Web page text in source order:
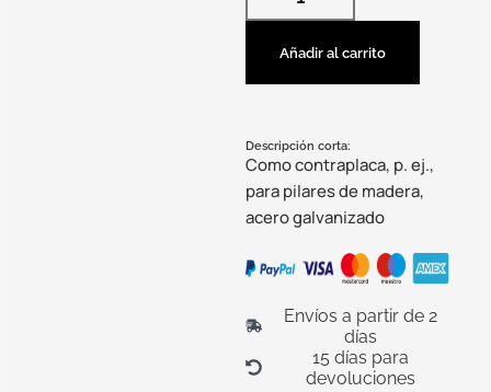
Añadir al carrito
Descripción corta:
Como contraplaca, p. ej.,
para pilares de madera,
acero galvanizado
Envíos a partir de 2
días
15 días para
devoluciones